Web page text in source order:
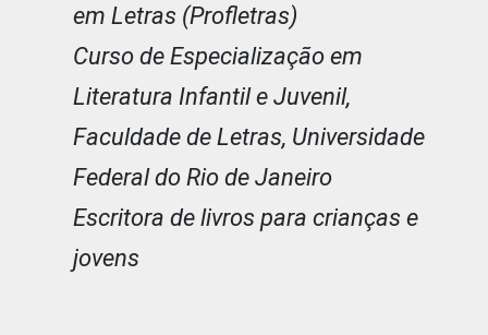
em Letras (Profletras)
Curso de Especialização em
Literatura Infantil e Juvenil,
Faculdade de Letras, Universidade
Federal do Rio de Janeiro
Escritora de livros para crianças e
jovens